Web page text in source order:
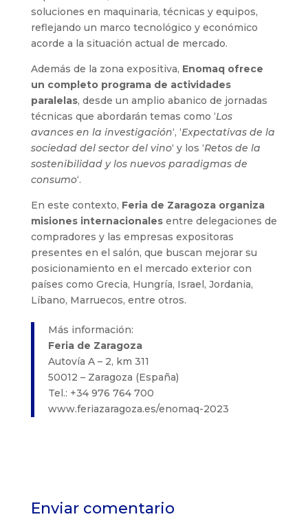
soluciones en maquinaria, técnicas y equipos,
reflejando un marco tecnológico y económico
acorde a la situación actual de mercado.
Además de la zona expositiva, Enomaq ofrece
un completo programa de actividades
paralelas, desde un amplio abanico de jornadas
técnicas que abordarán temas como ‘Los
avances en la investigación‘, ‘Expectativas de la
sociedad del sector del vino‘ y los ‘Retos de la
sostenibilidad y los nuevos paradigmas de
consumo‘.
En este contexto, Feria de Zaragoza organiza
misiones internacionalesentre delegaciones de
compradores y las empresas expositoras
presentes en el salón, que buscan mejorar su
posicionamiento en el mercado exterior con
países como Grecia, Hungría, Israel, Jordania,
Líbano, Marruecos, entre otros.
Más información:
Feria de Zaragoza
Autovía A – 2, km 311
50012 – Zaragoza (España)
Tel.: +34 976 764 700
www.feriazaragoza.es/enomaq-2023
Enviar comentario